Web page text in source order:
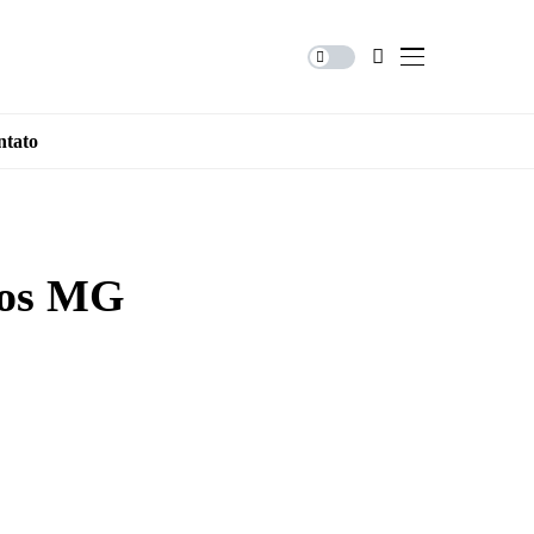
MG